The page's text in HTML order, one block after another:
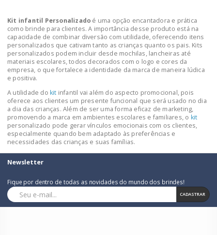
Kit infantil Personalizado é uma opção encantadora e prática
como brinde para clientes. A importância desse produto está na
capacidade de combinar diversão com utilidade, oferecendo itens
personalizados que cativam tanto as crianças quanto os pais. Kits
personalizados podem incluir desde mochilas, lancheiras até
materiais escolares, todos decorados com o logo e cores da
empresa, o que fortalece a identidade da marca de maneira lúdica
e positiva.
A utilidade do kit infantil vai além do aspecto promocional, pois
oferece aos clientes um presente funcional que será usado no dia
a dia das crianças. Além de ser uma forma eficaz de marketing,
promovendo a marca em ambientes escolares e familiares, o kit
personalizado pode gerar vínculos emocionais com os clientes,
especialmente quando bem adaptado às preferências e
necessidades das crianças e suas famílias.
Newsletter
Fique por dentro de todas as novidades do mundo dos brindes!
CADASTRAR